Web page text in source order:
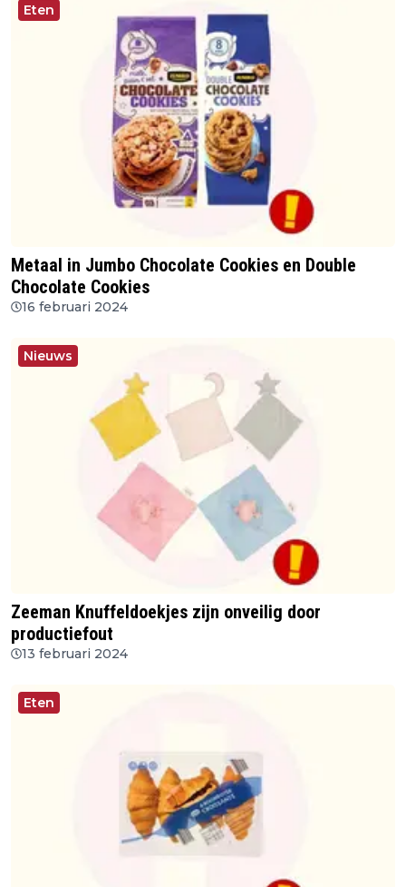
Eten
Metaal in Jumbo Chocolate Cookies en Double
Chocolate Cookies
16 februari 2024
Nieuws
Zeeman Knuffeldoekjes zijn onveilig door
productiefout
13 februari 2024
Eten